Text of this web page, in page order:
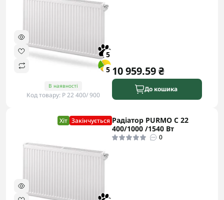
5
5
В наявності
Код товару: P 22 400/ 900
10 959.59 ₴
До кошика
Хіт Закінчується Радіатор PURMO C 22
400/1000 /1540 Вт
0